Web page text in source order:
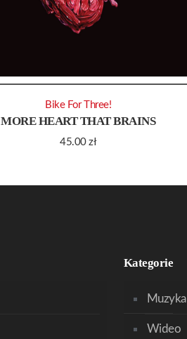
MORE HEART THAT BRAINS
45.00zł
Bike For Three!
Kategorie
Muzyka
Wideo